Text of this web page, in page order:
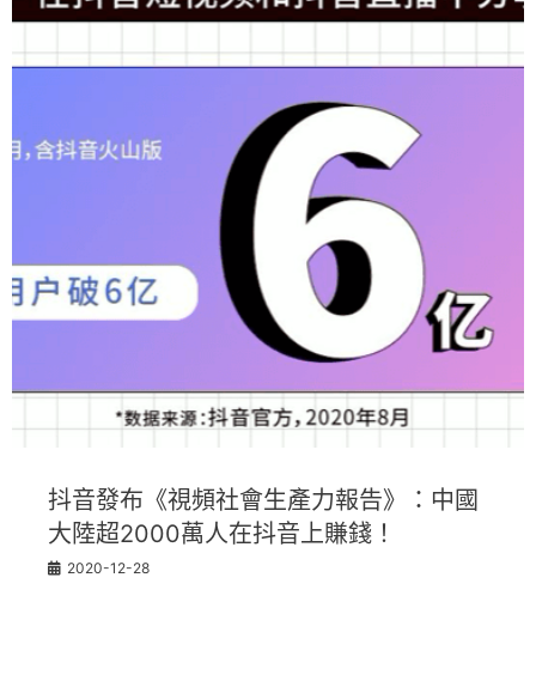
抖音發布《視頻社會生產力報告》：中國
大陸超2000萬人在抖音上賺錢！
2020-12-28